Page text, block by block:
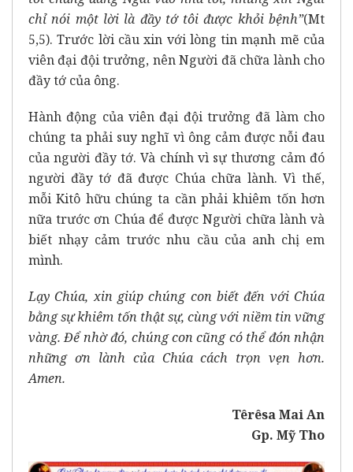
chỉ nói một lời là đầy tớ tôi được khỏi bệnh”(Mt
5,5). Trước lời cầu xin với lòng tin mạnh mẽ của
viên đại đội trưởng, nên Người đã chữa lành cho
đầy tớ của ông.
Hành động của viên đại đội trưởng đã làm cho
chúng ta phải suy nghĩ vì ông cảm được nỗi đau
của người đầy tớ. Và chính vì sự thương cảm đó
người đầy tớ đã được Chúa chữa lành. Vì thế,
mỗi Kitô hữu chúng ta cần phải khiêm tốn hơn
nữa trước ơn Chúa để được Người chữa lành và
biết nhạy cảm trước nhu cầu của anh chị em
mình.
Lạy Chúa, xin giúp chúng con biết đến với Chúa
bằng sự khiêm tốn thật sự, cùng với niềm tin vững
vàng. Để nhờ đó, chúng con cũng có thể đón nhận
những ơn lành của Chúa cách trọn vẹn hơn.
Amen.
Têrêsa Mai An
Gp. Mỹ Tho